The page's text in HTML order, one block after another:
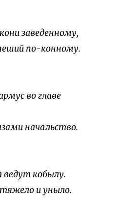
заведенному,
по-конному.
во главе
начальство.
кобылу.
и уныло.